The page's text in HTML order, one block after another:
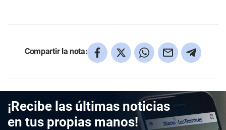
Compartir la nota:
¡Recibe las últimas noticias
en tus propias manos!